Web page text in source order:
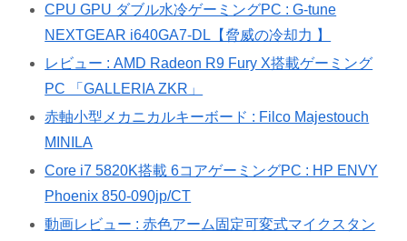
CPU GPU ダブル水冷ゲーミングPC : G-tune
NEXTGEAR i640GA7-DL【脅威の冷却力 】
レビュー : AMD Radeon R9 Fury X搭載ゲーミング
PC 「GALLERIA ZKR」
赤軸小型メカニカルキーボード : Filco Majestouch
MINILA
Core i7 5820K搭載 6コアゲーミングPC : HP ENVY
Phoenix 850-090jp/CT
動画レビュー : 赤色アーム固定可変式マイクスタン